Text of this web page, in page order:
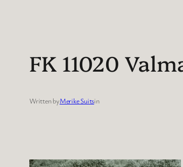
FK 11020
Written byMerike Suitsin